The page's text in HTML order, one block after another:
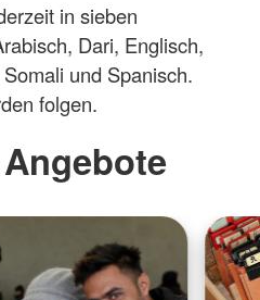
in sieben
Dari, Englisch,
und Spanisch.
folgen.